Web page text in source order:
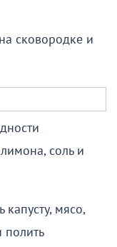
сковородке и
соль и
мясо,
полить